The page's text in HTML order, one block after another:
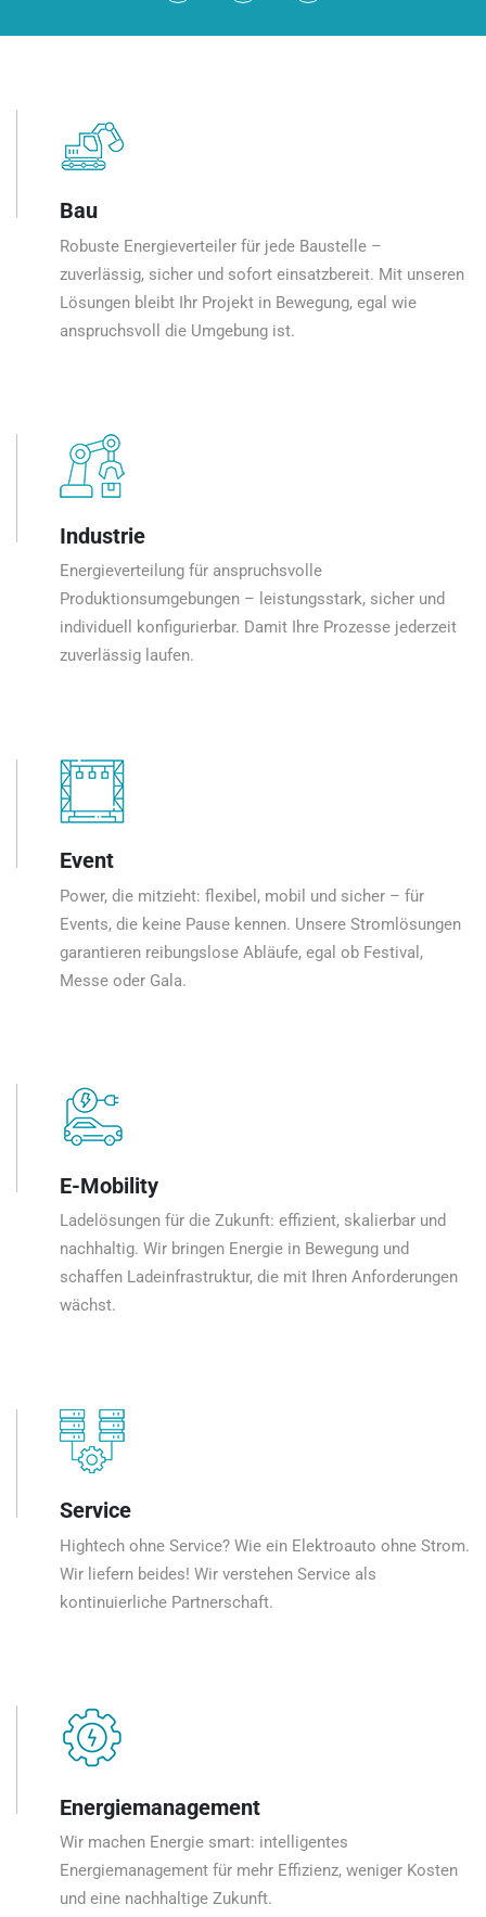
Bau
Robuste Energieverteiler für jede Baustelle –
zuverlässig, sicher und sofort einsatzbereit. Mit unseren
Lösungen bleibt Ihr Projekt in Bewegung, egal wie
anspruchsvoll die Umgebung ist.
Industrie
Energieverteilung für anspruchsvolle
Produktionsumgebungen – leistungsstark, sicher und
individuell konfigurierbar. Damit Ihre Prozesse jederzeit
zuverlässig laufen.
Event
Power, die mitzieht: flexibel, mobil und sicher – für
Events, die keine Pause kennen. Unsere Stromlösungen
garantieren reibungslose Abläufe, egal ob Festival,
Messe oder Gala.
E-Mobility
Ladelösungen für die Zukunft: effizient, skalierbar und
nachhaltig. Wir bringen Energie in Bewegung und
schaffen Ladeinfrastruktur, die mit Ihren Anforderungen
wächst.
Service
Hightech ohne Service? Wie ein Elektroauto ohne Strom.
Wir liefern beides! Wir verstehen Service als
kontinuierliche Partnerschaft.
Energiemanagement
Wir machen Energie smart: intelligentes
Energiemanagement für mehr Effizienz, weniger Kosten
und eine nachhaltige Zukunft.